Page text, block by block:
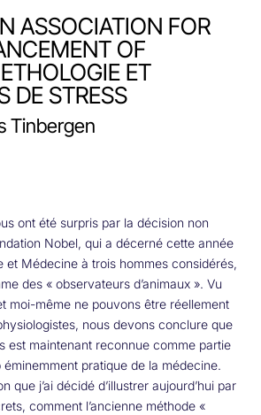
ASSOCIATION FOR
OF
ET
DE STRESS
Tinbergen
ont été surpris par la décision non
Nobel, qui a décerné cette année
et Médecine à trois hommes considérés,
des « observateurs d’animaux ». Vu
moi-même ne pouvons être réellement
nous devons conclure que
est maintenant reconnue comme partie
pratique de la médecine.
que j’ai décidé d’illustrer aujourd’hui par
comment l’ancienne méthode «